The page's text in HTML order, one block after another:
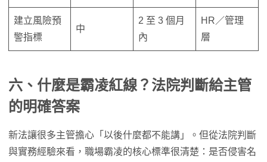
建立風險預
警指標
中
2 至 3 個月
內
HR／管理
層
六、什麼是霸凌紅線？ 法院判斷給主管
的明確答案
新法讓很多主管擔心「以後什麼都不能講」。但從法院判斷
與實務經驗來看，職場霸凌的核心標準很清楚：是否侵害名